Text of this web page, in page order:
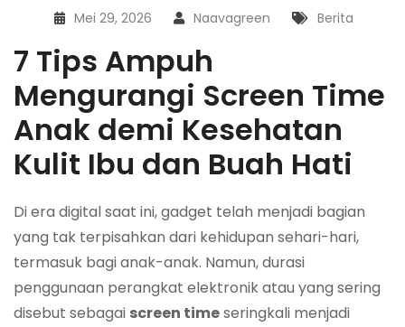
Mei 29, 2026 Naavagreen Berita
7 Tips Ampuh
Mengurangi Screen Time
Anak demi Kesehatan
Kulit Ibu dan Buah Hati
Di era digital saat ini, gadget telah menjadi bagian
yang tak terpisahkan dari kehidupan sehari-hari,
termasuk bagi anak-anak. Namun, durasi
penggunaan perangkat elektronik atau yang sering
disebut sebagai screen timeseringkali menjadi